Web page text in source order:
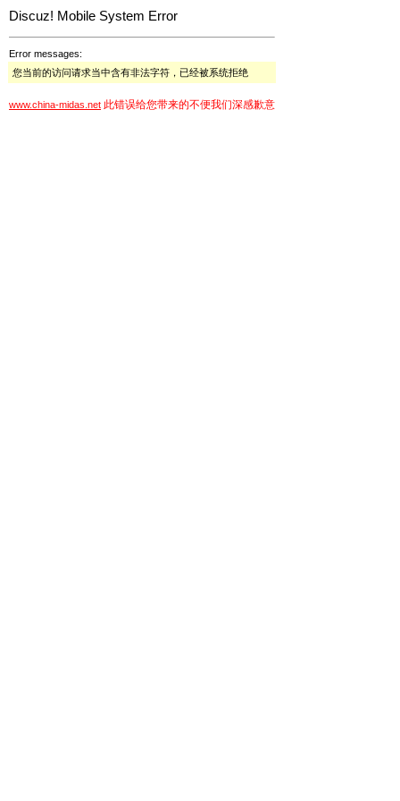
Discuz! Mobile System Error
Error messages:
您当前的访问请求当中含有非法字符，已经被系统拒绝
www.china-midas.net 此错误给您带来的不便我们深感歉意